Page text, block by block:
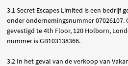
3.1 Secret Escapes Limited is een bedrijf
onder ondernemingsnummer 07026107.
gevestigd te 4th Floor, 120 Holborn,
nummer is GB103138366.
3.2 In het geval van de verkoop van